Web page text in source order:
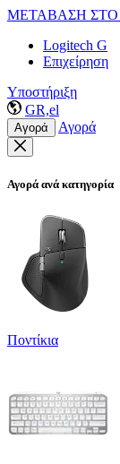
ΜΕΤΑΒΑΣΗ
Logitech G
Επιχείρηση
Υποστήριξη
GR,el
Αγορά Αγορά
Αγορά ανά κατηγορία
Ποντίκια